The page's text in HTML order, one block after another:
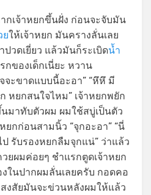
ากเจ้าหยกขึ้นฝั่ง ก่อนจะจับมัน
ยให้เจ้าหยก มันครางลั่นเลย
วดเยี่ยว แล้วมันก็ระเบิดน้ำ
กของเด็กเนี่ยะ หวาน
จะขาดแบบนี้อะอา” “หึหึ มี
หยกสนใจไหม” เจ้าหยกพยัก
มาทับตัวผม ผมใช้สบู่เป็นตัว
ยกก่อนสามนิ้ว “จุกอะอา” “นี่
ป รับรองหยกลืมจุกแน่” ว่าแล้ว
ยผมค่อยๆ ชำแรกตูดเจ้าหยก
งในปากผมลั่นเลยครับ กอดคอ
สงสัยมันจะข่วนหลังผมให้แล้ว